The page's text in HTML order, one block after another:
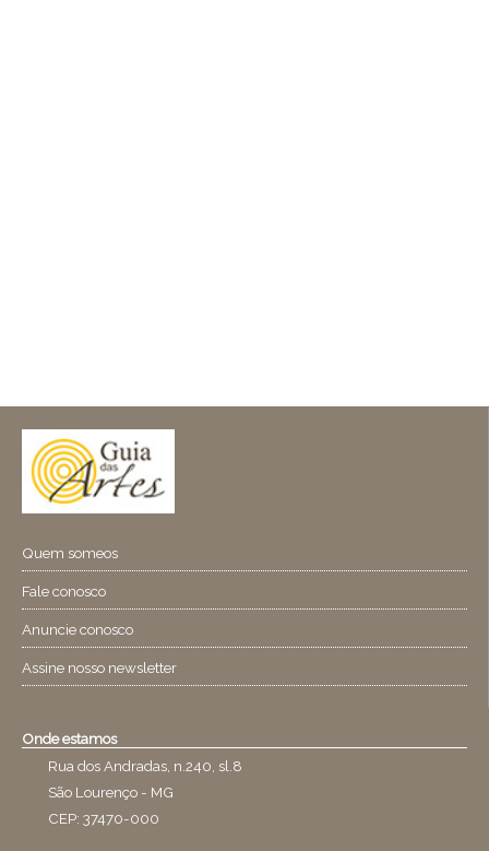
Quem someos
Fale conosco
Anuncie conosco
Assine nosso newsletter
Onde estamos
Rua dos Andradas, n.240, sl.8
São Lourenço - MG
CEP: 37470-000